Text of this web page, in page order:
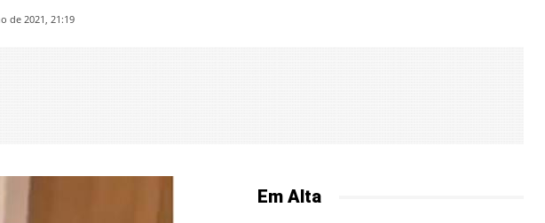
de 2021, 21:19
Em Alta